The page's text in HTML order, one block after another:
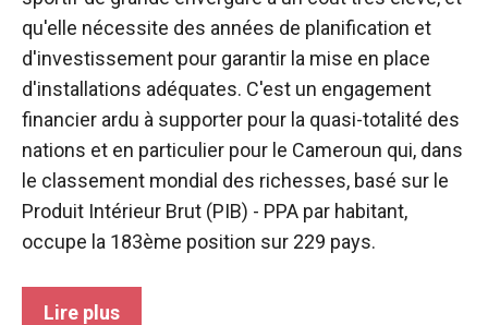
qu'elle nécessite des années de planification et
d'investissement pour garantir la mise en place
d'installations adéquates. C'est un engagement
financier ardu à supporter pour la quasi-totalité des
nations et en particulier pour le Cameroun qui, dans
le classement mondial des richesses, basé sur le
Produit Intérieur Brut (PIB) - PPA par habitant,
occupe la 183ème position sur 229 pays.
Lire plus